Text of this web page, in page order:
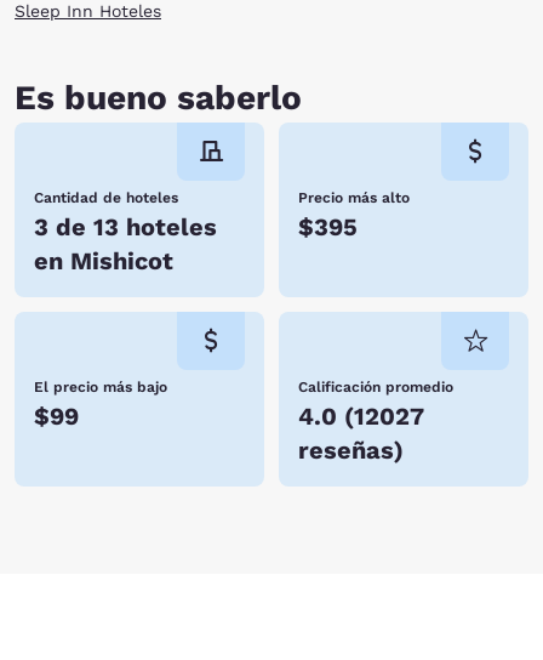
Sleep Inn Hoteles
Es bueno saberlo
Cantidad de hoteles
3 de 13 hoteles
en Mishicot
Precio más alto
$395
El precio más bajo
$99
Calificación promedio
4.0 (12027
reseñas)